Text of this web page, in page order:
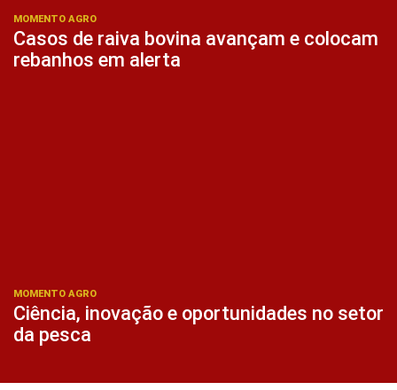
MOMENTO AGRO
Casos de raiva bovina avançam e colocam
rebanhos em alerta
MOMENTO AGRO
Ciência, inovação e oportunidades no setor
da pesca